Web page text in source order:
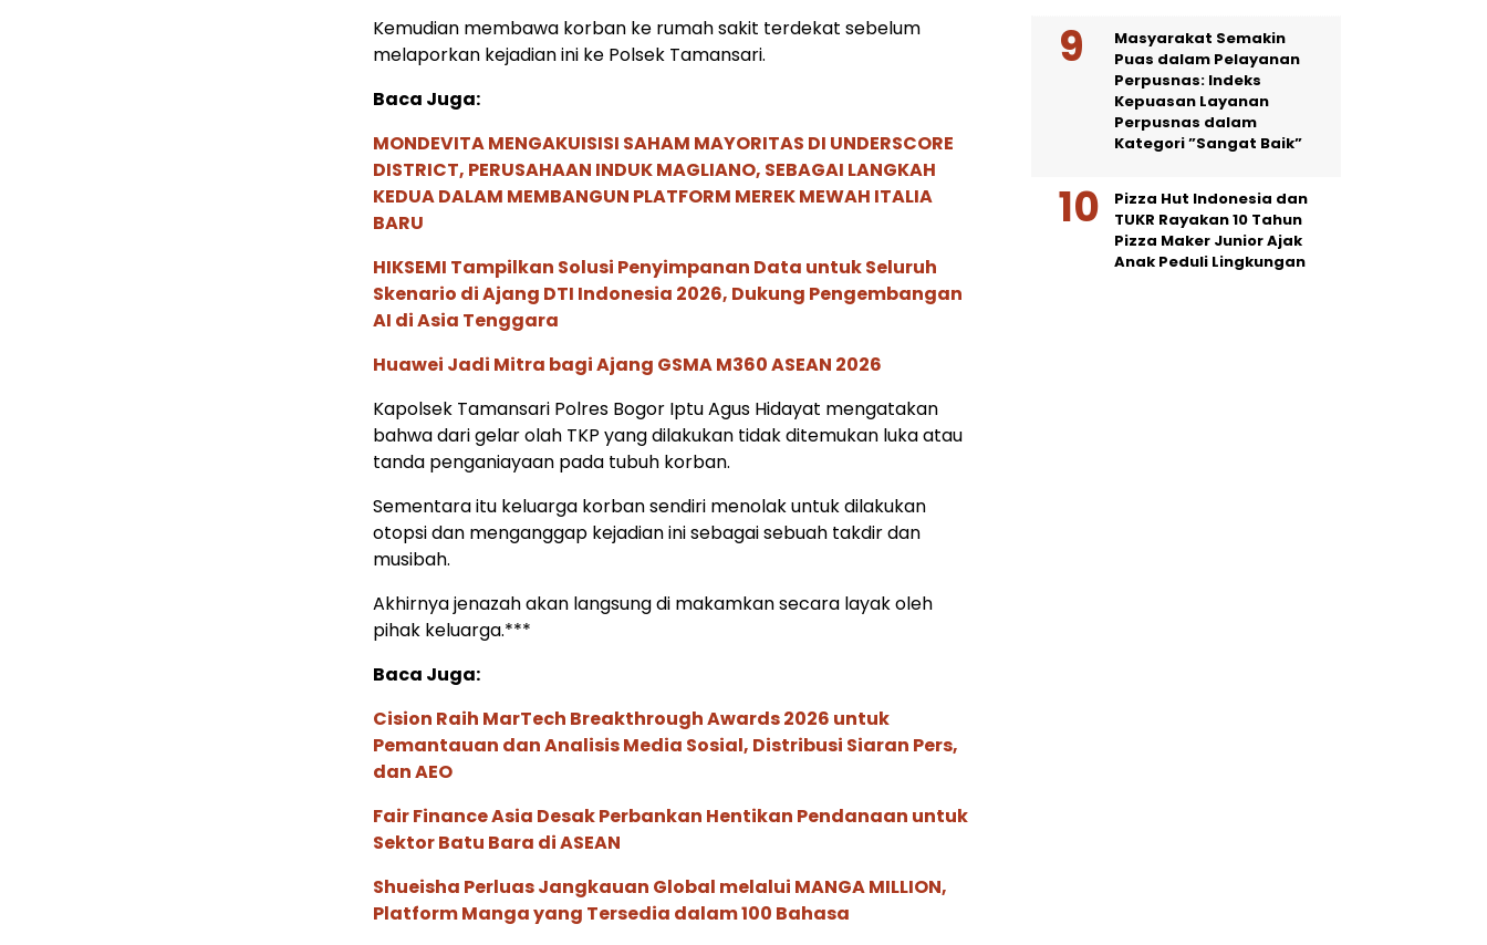
Kemudian membawa korban ke rumah sakit terdekat sebelum
melaporkan kejadian ini ke Polsek Tamansari.
Baca Juga:
MONDEVITA MENGAKUISISI SAHAM MAYORITAS DI UNDERSCORE
DISTRICT, PERUSAHAAN INDUK MAGLIANO, SEBAGAI LANGKAH
KEDUA DALAM MEMBANGUN PLATFORM MEREK MEWAH ITALIA
BARU
HIKSEMI Tampilkan Solusi Penyimpanan Data untuk Seluruh
Skenario di Ajang DTI Indonesia 2026, Dukung Pengembangan
AI di Asia Tenggara
Huawei Jadi Mitra bagi Ajang GSMA M360 ASEAN 2026
Kapolsek Tamansari Polres Bogor Iptu Agus Hidayat mengatakan
bahwa dari gelar olah TKP yang dilakukan tidak ditemukan luka atau
tanda penganiayaan pada tubuh korban.
Sementara itu keluarga korban sendiri menolak untuk dilakukan
otopsi dan menganggap kejadian ini sebagai sebuah takdir dan
musibah.
Akhirnya jenazah akan langsung di makamkan secara layak oleh
pihak keluarga.***
Baca Juga:
Cision Raih MarTech Breakthrough Awards 2026 untuk
Pemantauan dan Analisis Media Sosial, Distribusi Siaran Pers,
dan AEO
Fair Finance Asia Desak Perbankan Hentikan Pendanaan untuk
Sektor Batu Bara di ASEAN
Shueisha Perluas Jangkauan Global melalui MANGA MILLION,
Platform Manga yang Tersedia dalam 100 Bahasa
Masyarakat Semakin
Puas dalam Pelayanan
Perpusnas: Indeks
Kepuasan Layanan
Perpusnas dalam
Kategori ”Sangat Baik”
Pizza Hut Indonesia dan
TUKR Rayakan 10 Tahun
Pizza Maker Junior Ajak
Anak Peduli Lingkungan